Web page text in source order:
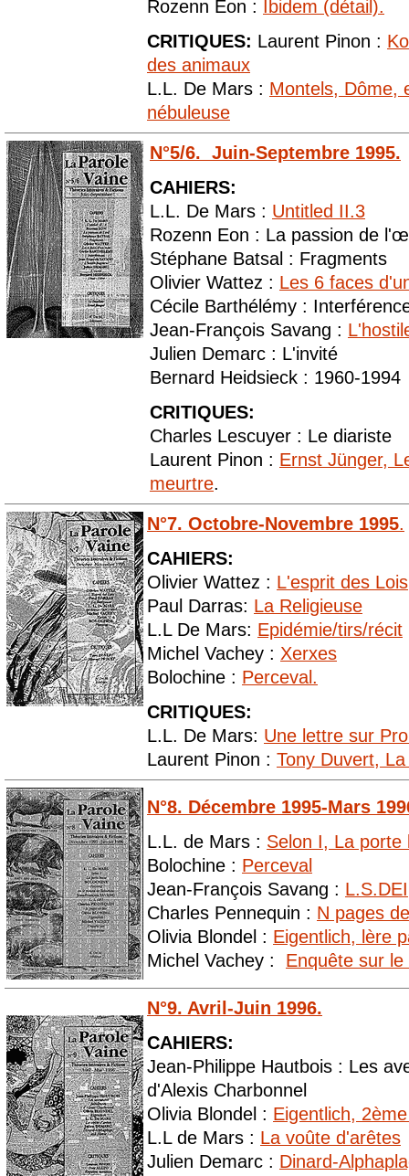
Rozenn Eon :
Ibidem (détail).
CRITIQUES: Laurent Pinon :
des animaux
L.L. De Mars : Montels, Dôme,
nébuleuse
N°5/6. Juin-Septembre 1995.
CAHIERS:
L.L. De Mars : Untitled II.3
Rozenn Eon : La passion de
Stéphane Batsal : Fragments
Olivier Wattez : Les 6 faces
Cécile Barthélémy :
Jean-François Savang :
Julien Demarc : L'invité
Bernard Heidsieck : 1960-1994
CRITIQUES:
Charles Lescuyer : Le diariste
Laurent Pinon : Ernst Jünger,
meurtre.
N°7. Octobre-Novembre 1995.
CAHIERS:
Olivier Wattez : L'esprit des Lois
Paul Darras: La Religieuse
L.L De Mars: Epidémie/tirs/récit
Michel Vachey : Xerxes
Bolochine : Perceval.
CRITIQUES:
L.L. De Mars: Une lettre sur
Laurent Pinon : Tony Duvert,
N°8. Décembre 1995-Mars
L.L. de Mars : Selon I, La porte
Bolochine : Perceval
Jean-François Savang : L.S.DEI
Charles Pennequin : N pages
Olivia Blondel : Eigentlich, lère
Michel Vachey : Enquête sur
N°9. Avril-Juin 1996.
CAHIERS:
Jean-Philippe Hautbois : Les
d'Alexis Charbonnel
Olivia Blondel : Eigentlich,
L.L de Mars : La voûte d'arêtes
Julien Demarc : Dinard-